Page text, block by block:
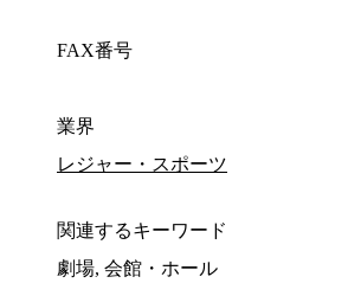
FAX番号
業界
レジャー・スポーツ
関連するキーワード
劇場, 会館・ホール